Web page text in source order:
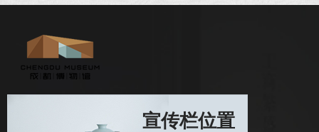
宣传栏位置